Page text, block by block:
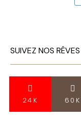
SUIVEZ NOS
24K 60K